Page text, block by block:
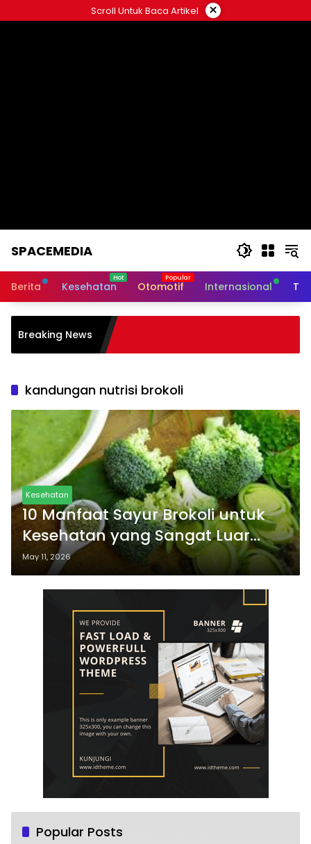
to
Scroll Untuk Baca Artikel ×
SPACEMEDIA
Berita Kesehatan Otomotif Internasional
Breaking News
Literasi Membaca
kandungan nutrisi brokoli
Kesehatan
10 Manfaat Sayur Brokoli untuk
Kesehatan yang Sangat Luar
Biasa
May 11, 2026
Popular Posts